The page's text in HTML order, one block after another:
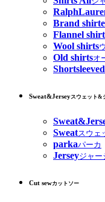
Brand shirte
Flannel
Wool shirts
Old shirtsオ
Sweat&Jerseyスウェット&
Sweatスウェ
parkaパーカ
Jerseyジャー
Cut sewカットソー